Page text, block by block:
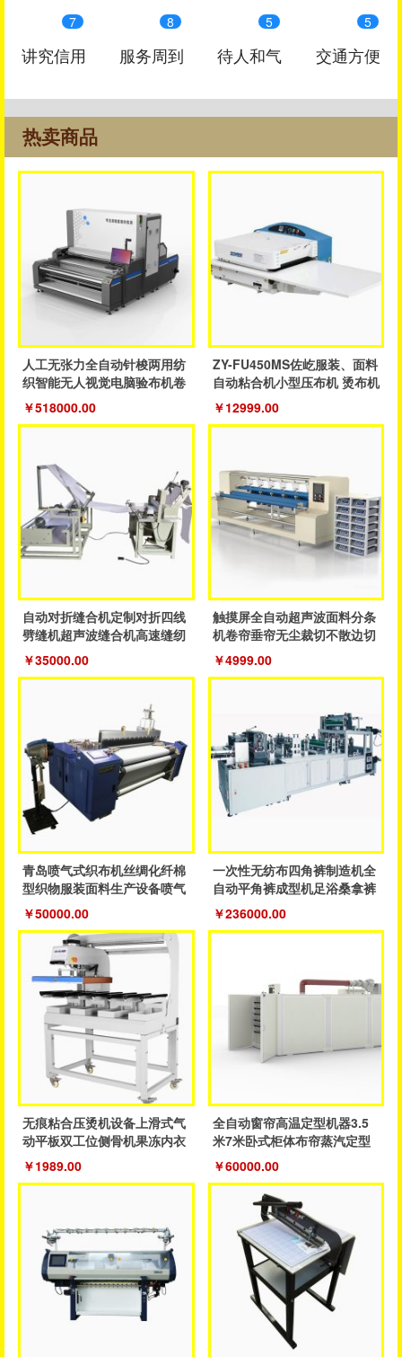
讲究信用
7
服务周到
8
待人和气
5
交通方便
5
热卖商品
人工无张力全自动针梭两用纺
织智能无人视觉电脑验布机卷
布机
￥518000.00
ZY-FU450MS佐屹服装、面料
自动粘合机小型压布机 烫布机
￥12999.00
自动对折缝合机定制对折四线
劈缝机超声波缝合机高速缝纫
鞋服机
￥35000.00
触摸屏全自动超声波面料分条
机卷帘垂帘无尘裁切不散边切
割设备
￥4999.00
青岛喷气式织布机丝绸化纤棉
型织物服装面料生产设备喷气
织机
￥50000.00
一次性无纺布四角裤制造机全
自动平角裤成型机足浴桑拿裤
制造机器
￥236000.00
无痕粘合压烫机设备上滑式气
动平板双工位侧骨机果冻内衣
裤粘合机
￥1989.00
全自动窗帘高温定型机器3.5
米7米卧式柜体布帘蒸汽定型
成品帘
￥60000.00